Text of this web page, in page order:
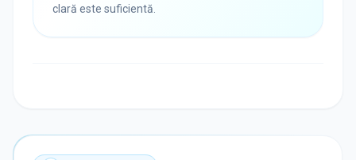
clară este suficientă.